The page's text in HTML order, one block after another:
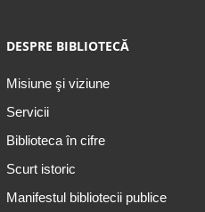
DESPRE BIBLIOTECĂ
Misiune şi viziune
Servicii
Biblioteca în cifre
Scurt istoric
Manifestul bibliotecii publice